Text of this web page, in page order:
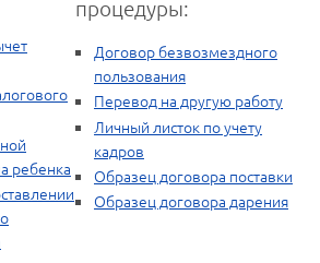
ребенка
процедуры:
Договор безвозмездного
пользования
Перевод на другую работу
Личный листок по учету
кадров
Образец договора поставки
Образец договора дарения